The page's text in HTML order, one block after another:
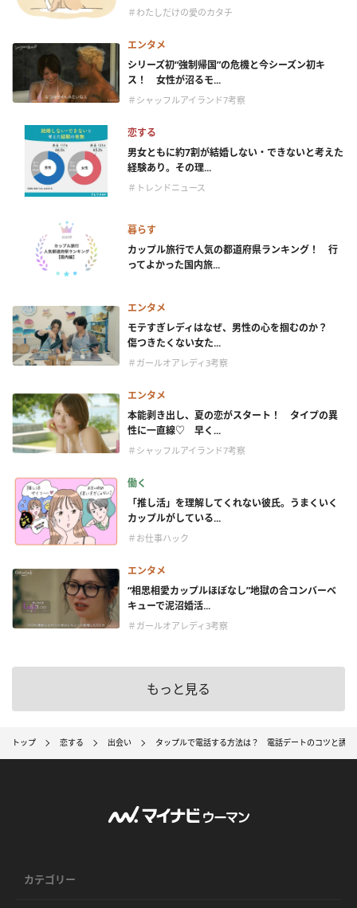
＃わたしだけの愛のカタチ
エンタメ
シリーズ初“強制帰国”の危機と今シーズン初キ
ス！ 女性が沼るモ...
＃シャッフルアイランド7考察
恋する
男女ともに約7割が結婚しない・できないと考えた
経験あり。その理...
＃トレンドニュース
暮らす
カップル旅行で人気の都道府県ランキング！ 行
ってよかった国内旅...
エンタメ
モテすぎレディはなぜ、男性の心を掴むのか？
傷つきたくない女た...
＃ガールオアレディ3考察
エンタメ
本能剥き出し、夏の恋がスタート！ タイプの異
性に一直線♡ 早く...
＃シャッフルアイランド7考察
働く
「推し活」を理解してくれない彼氏。うまくいく
カップルがしている...
＃お仕事ハック
エンタメ
“相思相愛カップルほぼなし”地獄の合コンバーベ
キューで泥沼婚活...
＃ガールオアレディ3考察
もっと見る
トップ 恋する 出会い タップルで電話する方法は？ 電話デートのコツと誘い
カテゴリー